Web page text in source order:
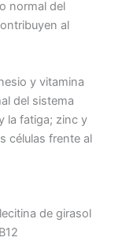
normal del
al
y vitamina
del sistema
la fatiga; zinc y
células frente al
de girasol